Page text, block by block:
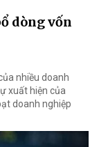
dòng vốn
nhiều doanh
xuất hiện của
doanh nghiệp